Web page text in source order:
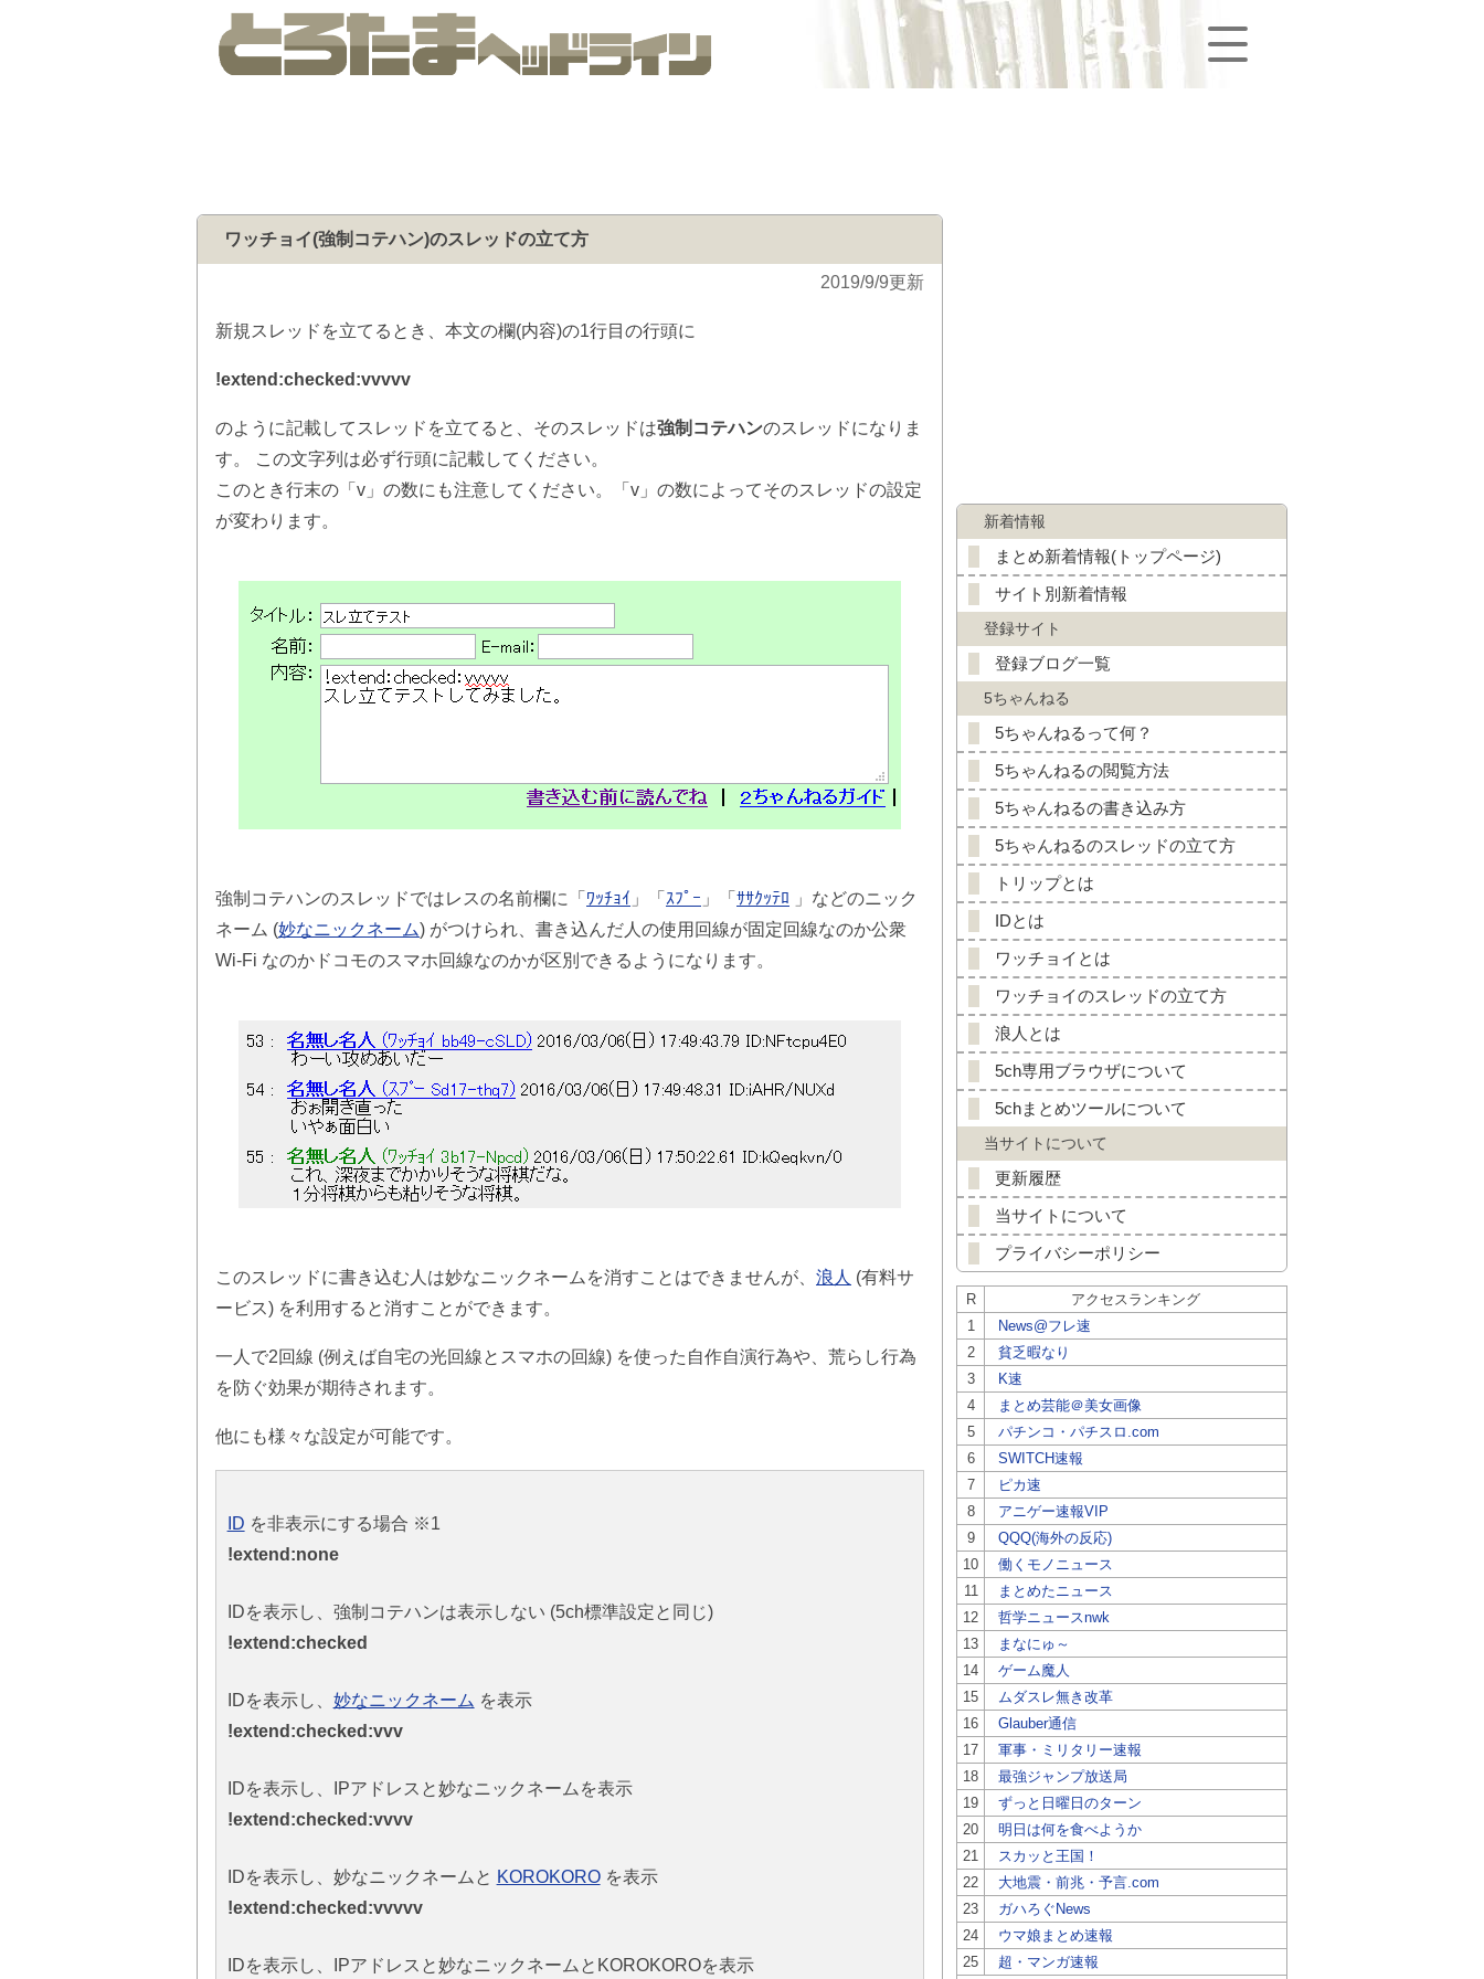
ワッチョイ(強制コテハン)のスレッドの立て方
2019/9/9更新
新規スレッドを立てるとき、本文の欄(内容)の1行目の行頭に
!extend:checked:vvvvv
のように記載してスレッドを立てると、そのスレッドは強制コテハンのスレッドになりま
す。 この文字列は必ず行頭に記載してください。
このとき行末の「v」の数にも注意してください。「v」の数によってそのスレッドの設定
が変わります。
強制コテハンのスレッドではレスの名前欄に「 ﾜｯﾁｮｲ 」「 ｽﾌﾟｰ 」「 ｻｻｸｯﾃﾛ 」などのニック
ネーム (妙なニックネーム) がつけられ、書き込んだ人の使用回線が固定回線なのか公衆
Wi-Fi なのかドコモのスマホ回線なのかが区別できるようになります。
このスレッドに書き込む人は妙なニックネームを消すことはできませんが、 浪人 (有料サ
ービス) を利用すると消すことができます。
一人で2回線 (例えば自宅の光回線とスマホの回線) を使った自作自演行為や、荒らし行為
を防ぐ効果が期待されます。
他にも様々な設定が可能です。
ID を非表示にする場合 ※1
!extend:none
IDを表示し、強制コテハンは表示しない (5ch標準設定と同じ)
!extend:checked
IDを表示し、 妙なニックネーム を表示
!extend:checked:vvv
IDを表示し、IPアドレスと妙なニックネームを表示
!extend:checked:vvvv
IDを表示し、妙なニックネームと KOROKOROを表示
!extend:checked:vvvvv
IDを表示し、IPアドレスと妙なニックネームとKOROKOROを表示
新着情報
まとめ新着情報(トップページ)
サイト別新着情報
登録サイト
登録ブログ一覧
5ちゃんねる
5ちゃんねるって何？
5ちゃんねるの閲覧方法
5ちゃんねるの書き込み方
5ちゃんねるのスレッドの立て方
トリップとは
IDとは
ワッチョイとは
ワッチョイのスレッドの立て方
浪人とは
5ch専用ブラウザについて
5chまとめツールについて
当サイトについて
更新履歴
当サイトについて
プライバシーポリシー
R
アクセスランキング
1
News@フレ速
2
貧乏暇なり
3
K速
4
まとめ芸能＠美女画像
5
パチンコ・パチスロ.com
6
SWITCH速報
7
ピカ速
8
アニゲー速報VIP
9
QQQ(海外の反応)
10
働くモノニュース
11
まとめたニュース
12
哲学ニュースnwk
13
まなにゅ～
14
ゲーム魔人
15
ムダスレ無き改革
16
Glauber通信
17
軍事・ミリタリー速報
18
最強ジャンプ放送局
19
ずっと日曜日のターン
20
明日は何を食べようか
21
スカッと王国！
22
大地震・前兆・予言.com
23
ガハろぐNews
24
ウマ娘まとめ速報
25
超・マンガ速報